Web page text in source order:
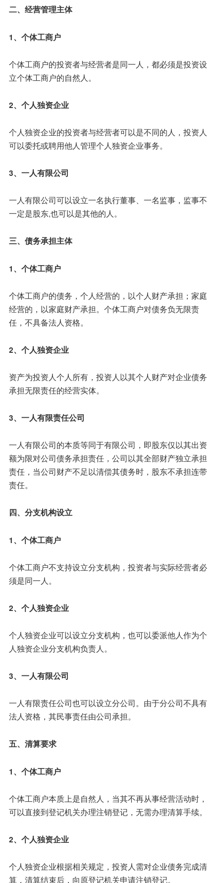
二、经营管理主体
1、个体工商户
个体工商户的投资者与经营者是同一人，都必须是投资设
立个体工商户的自然人。
2、个人独资企业
个人独资企业的投资者与经营者可以是不同的人，投资人
可以委托或聘用他人管理个人独资企业事务。
3、一人有限公司
一人有限公司可以设立一名执行董事、一名监事，监事不
一定是股东,也可以是其他的人。
三、债务承担主体
1、个体工商户
个体工商户的债务，个人经营的，以个人财产承担；家庭
经营的，以家庭财产承担。个体工商户对债务负无限责
任，不具备法人资格。
2、个人独资企业
资产为投资人个人所有，投资人以其个人财产对企业债务
承担无限责任的经营实体。
3、一人有限责任公司
一人有限公司的本质等同于有限公司，即股东仅以其出资
额为限对公司债务承担责任，公司以其全部财产独立承担
责任，当公司财产不足以清偿其债务时，股东不承担连带
责任。
四、分支机构设立
1、个体工商户
个体工商户不支持设立分支机构，投资者与实际经营者必
须是同一人。
2、个人独资企业
个人独资企业可以设立分支机构，也可以委派他人作为个
人独资企业分支机构负责人。
3、一人有限公司
一人有限责任公司也可以设立分公司。由于分公司不具有
法人资格，其民事责任由公司承担。
五、清算要求
1、个体工商户
个体工商户本质上是自然人，当其不再从事经营活动时，
可以直接到登记机关办理注销登记，无需办理清算手续。
2、个人独资企业
个人独资企业根据相关规定，投资人需对企业债务完成清
算，清算结束后，向原登记机关申请注销登记。